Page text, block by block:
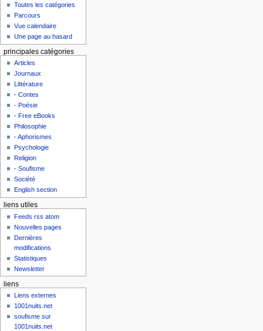
Toutes les catégories
Parcours
Vue calendaire
Une page au hasard
principales catégories
Articles
Journaux
Littérature
- Contes
- Poésie
- Free eBooks
Philosophie
- Aphorismes
Psychologie
Religion
- Soufisme
Société
English section
liens utiles
Feeds rss atom
Nouvelles pages
Dernières
modifications
Statistiques
Newsletter
liens
Liens externes
1001nuits.net
soufisme sur
1001nuits.net